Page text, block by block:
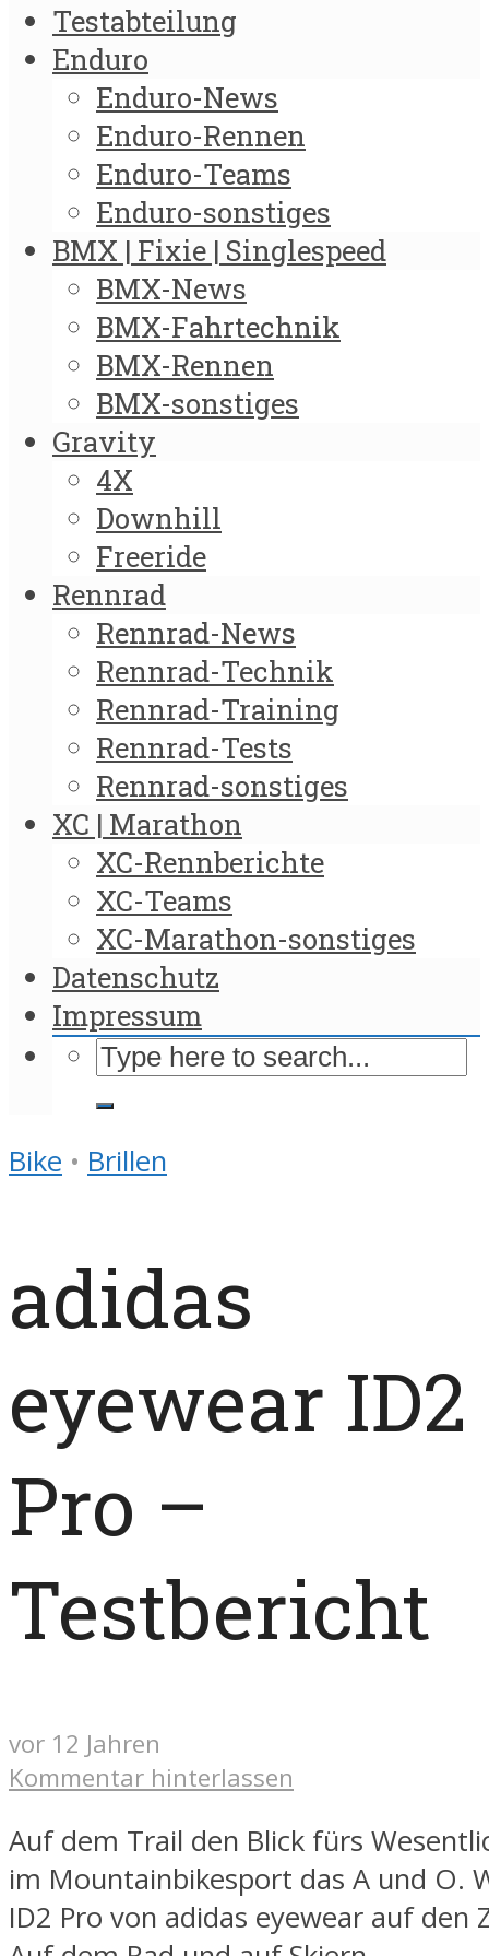
Testabteilung
Enduro
Enduro-News
Enduro-Rennen
Enduro-Teams
Enduro-sonstiges
BMX | Fixie | Singlespeed
BMX-News
BMX-Fahrtechnik
BMX-Rennen
BMX-sonstiges
Gravity
4X
Downhill
Freeride
Rennrad
Rennrad-News
Rennrad-Technik
Rennrad-Training
Rennrad-Tests
Rennrad-sonstiges
XC | Marathon
XC-Rennberichte
XC-Teams
XC-Marathon-sonstiges
Datenschutz
Impressum
Bike • Brillen
adidas
eyewear ID2
Pro –
Testbericht
vor 12 Jahren
Kommentar hinterlassen
Auf dem Trail den Blick fürs
im Mountainbikesport das A und O.
ID2 Pro von adidas eyewear auf den